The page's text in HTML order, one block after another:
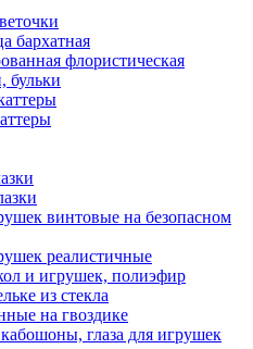
бархатная
флористическая
бульки
винтовые на безопасном
реалистичные
и игрушек, полиэфир
из стекла
на гвоздике
глаза для игрушек